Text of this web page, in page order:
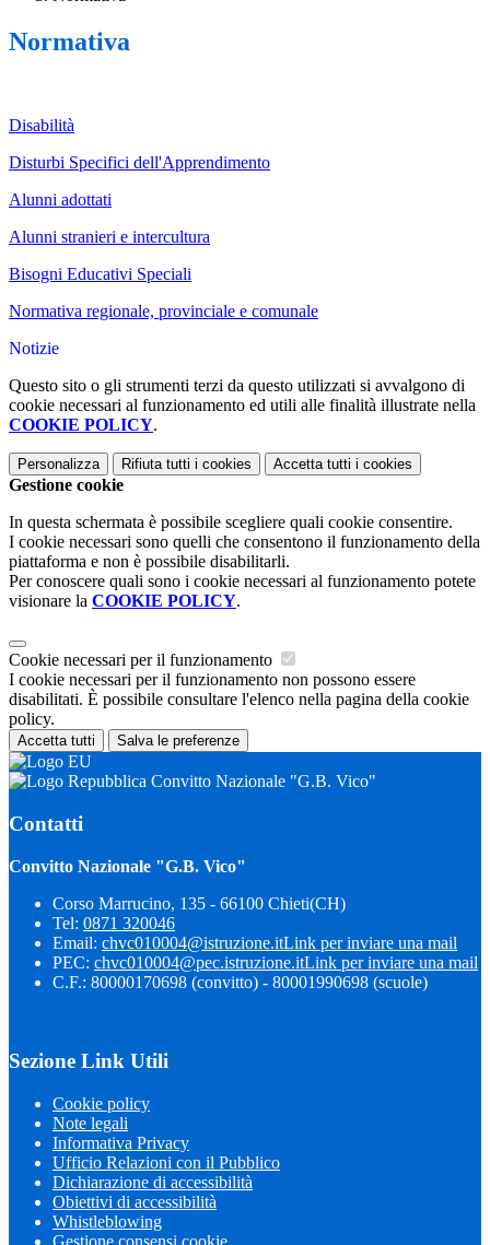
Normativa
Disabilità
Disturbi Specifici dell'Apprendimento
Alunni adottati
Alunni stranieri e intercultura
Bisogni Educativi Speciali
Normativa regionale, provinciale e comunale
Notizie
Questo sito o gli strumenti terzi da questo utilizzati si avvalgono di
cookie necessari al funzionamento ed utili alle finalità illustrate nella
COOKIE POLICY.
Personalizza Rifiuta tutti i cookies Accetta tutti i cookies
Gestione cookie
In questa schermata è possibile scegliere quali cookie consentire.
I cookie necessari sono quelli che consentono il funzionamento della
piattaforma e non è possibile disabilitarli.
Per conoscere quali sono i cookie necessari al funzionamento potete
visionare la COOKIE POLICY.
Cookie necessari per il funzionamento
I cookie necessari per il funzionamento non possono essere
disabilitati. È possibile consultare l'elenco nella pagina della cookie
policy.
Accetta tutti Salva le preferenze
Convitto Nazionale "G.B. Vico"
Contatti
Convitto Nazionale "G.B. Vico"
Corso Marrucino, 135 - 66100 Chieti(CH)
Tel: 0871 320046
Email: chvc010004@istruzione.itLink per inviare una mail
PEC: chvc010004@pec.istruzione.itLink per inviare una mail
C.F.: 80000170698 (convitto) - 80001990698 (scuole)
Sezione Link Utili
Cookie policy
Note legali
Informativa Privacy
Ufficio Relazioni con il Pubblico
Dichiarazione di accessibilità
Obiettivi di accessibilità
Whistleblowing
Gestione consensi cookie